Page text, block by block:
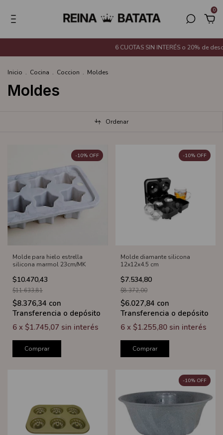
0
6 CUOTAS SIN INTERÉS o 20% de
Inicio . Cocina . Coccion . Moldes
Moldes
Ordenar
Molde para hielo estrella
silicona marmol 23cm/MK
$10.470,43
-10% OFF
$11.633,81
$8.376,34 con
Transferencia o depósito
6 x $1.745,07 sin interés
Comprar
Molde diamante silicona
12x12x4.5 cm
$7.534,80
-10% OFF
$8.372,00
$6.027,84 con
Transferencia o depósito
6 x $1.255,80 sin interés
Comprar
-10% OFF